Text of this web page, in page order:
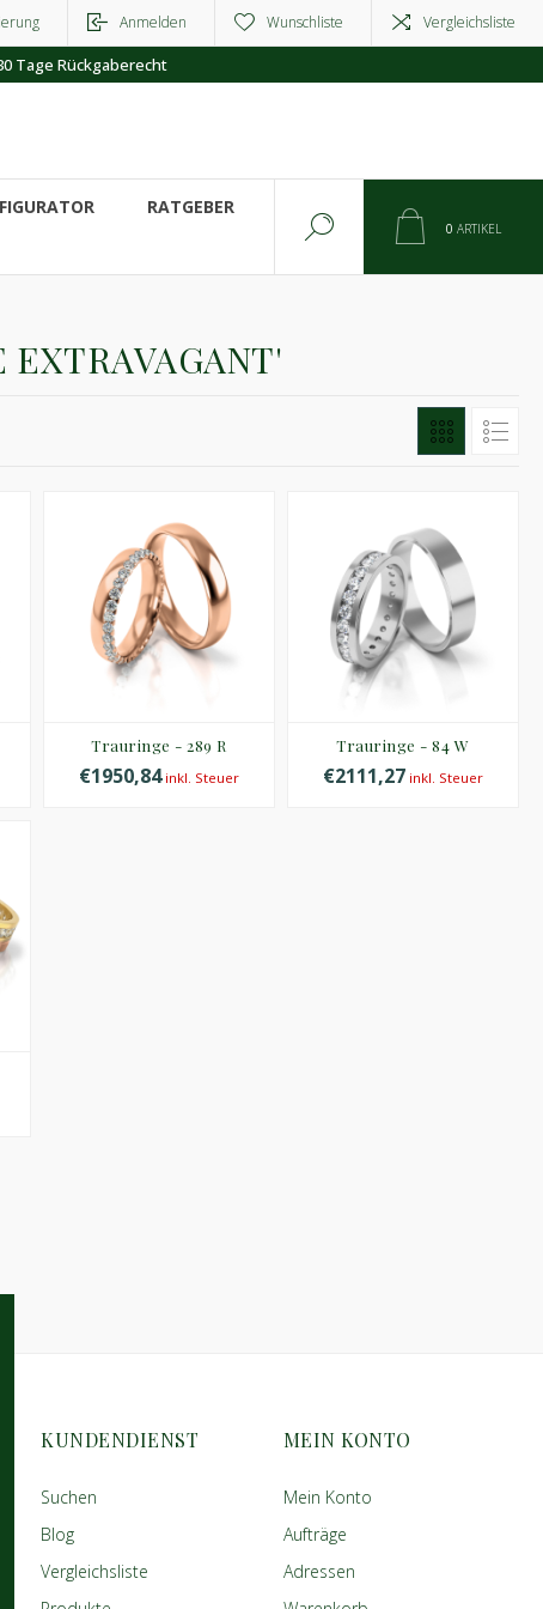
Anmelden Wunschliste Vergleichsliste
Tage Rückgaberecht
RATGEBER
0 ARTIKEL
Trauringe - 289 R
€1950,84inkl. Steuer
Trauringe - 84 W
€2111,27inkl. Steuer
KUNDENDIENST
Suchen
Blog
Vergleichsliste
MEIN KONTO
Mein Konto
Aufträge
Adressen